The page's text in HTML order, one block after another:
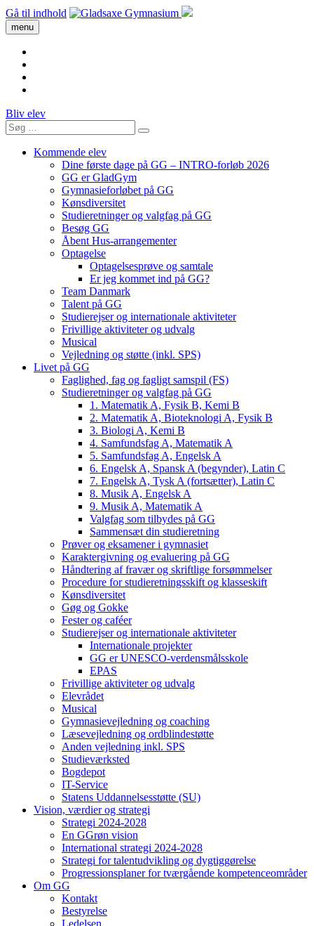
Gå til indhold
menu
Bliv elev
Kommende elev
Dine første dage på GG – INTRO-forløb 2026
GG er GladGym
Gymnasieforløbet på GG
Kønsdiversitet
Studieretninger og valgfag på GG
Besøg GG
Åbent Hus-arrangementer
Optagelse
Optagelsesprøve og samtale
Er jeg kommet ind på GG?
Team Danmark
Talent på GG
Studierejser og internationale aktiviteter
Frivillige aktiviteter og udvalg
Musical
Vejledning og støtte (inkl. SPS)
Livet på GG
Faglighed, fag og fagligt samspil (FS)
Studieretninger og valgfag på GG
1. Matematik A, Fysik B, Kemi B
2. Matematik A, Bioteknologi A, Fysik B
3. Biologi A, Kemi B
4. Samfundsfag A, Matematik A
5. Samfundsfag A, Engelsk A
6. Engelsk A, Spansk A (begynder), Latin C
7. Engelsk A, Tysk A (fortsætter), Latin C
8. Musik A, Engelsk A
9. Musik A, Matematik A
Valgfag som tilbydes på GG
Sammensæt din studieretning
Prøver og eksamener i gymnasiet
Karaktergivning og evaluering på GG
Håndtering af fravær og skriftlige forsømmelser
Procedure for studieretningsskift og klasseskift
Kønsdiversitet
Gøg og Gokke
Fester og caféer
Studierejser og internationale aktiviteter
Internationale projekter
GG er UNESCO-verdensmålsskole
EPAS
Frivillige aktiviteter og udvalg
Elevrådet
Musical
Gymnasievejledning og coaching
Læsevejledning og ordblindestøtte
Anden vejledning inkl. SPS
Studieværksted
Bogdepot
IT-Service
Statens Uddannelsesstøtte (SU)
Vision, værdier og strategi
Strategi 2024-2028
En GGrøn vision
International strategi 2024-2028
Strategi for talentudvikling og dygtiggørelse
Progressionsplaner for tværgående kompetenceområder
Om GG
Kontakt
Bestyrelse
Ledelsen